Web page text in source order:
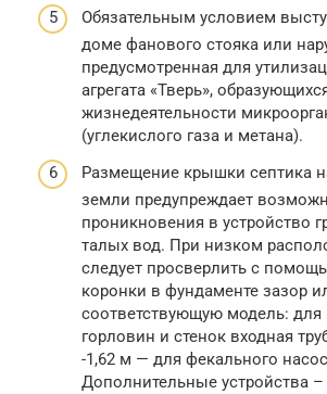
Обязательным условием
доме фанового стояка или
предусмотренная для
агрегата «Тверь»,
жизнедеятельности
(углекислого газа и метана).
Размещение крышки септика
земли предупреждает
проникновения в устройство
талых вод. При низком
следует просверлить с
коронки в фундаменте зазор
соответствующую модель:
горловин и стенок входная
-1,62 м — для фекального
Дополнительные устройства –